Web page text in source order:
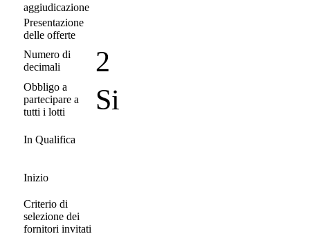
aggiudicazione
Presentazione
delle offerte
Numero di
decimali
2
Obbligo a
partecipare a
tutti i lotti
Si
In Qualifica
Inizio
Criterio di
selezione dei
fornitori invitati